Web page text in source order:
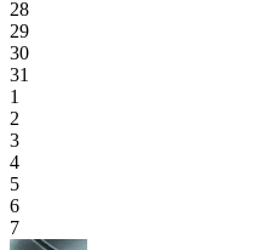
28
29
30
31
1
2
3
4
5
6
7